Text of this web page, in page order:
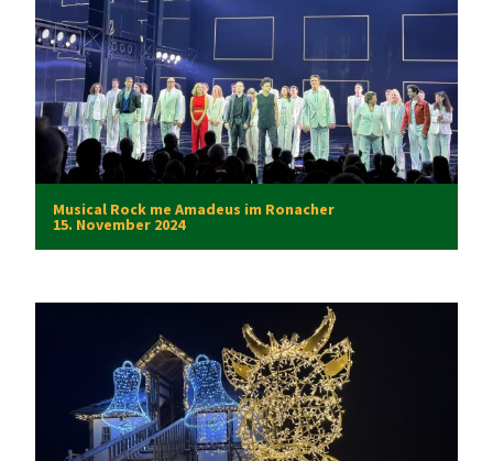
Musical Rock me Amadeus im Ronacher
15. November 2024